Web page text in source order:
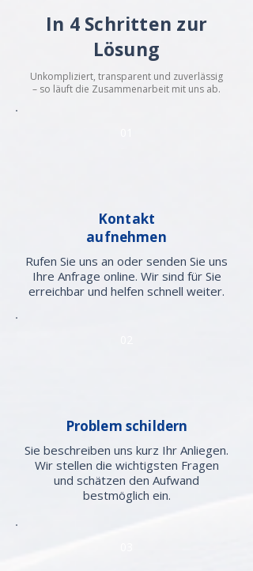
In 4 Schritten zur
Lösung
Unkompliziert, transparent und zuverlässig
– so läuft die Zusammenarbeit mit uns ab.
Kontakt
aufnehmen
Rufen Sie uns an oder senden Sie uns
Ihre Anfrage online. Wir sind für Sie
erreichbar und helfen schnell weiter.
Problem schildern
Sie beschreiben uns kurz Ihr Anliegen.
Wir stellen die wichtigsten Fragen
und schätzen den Aufwand
bestmöglich ein.